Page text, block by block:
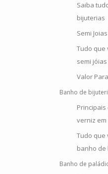
Saiba
bijuterias
Semi
Tudo que
semi
Valor
Banho de
verniz
Tudo que
banho de
Banho de